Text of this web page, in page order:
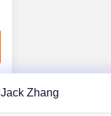
Jack Zhang